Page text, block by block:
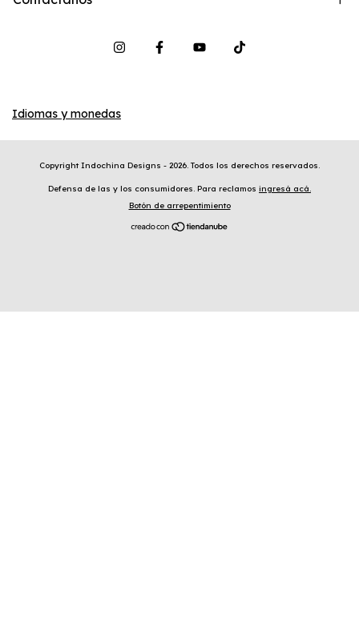
Idiomas y monedas
Copyright Indochina Designs - 2026. Todos los derechos reservados.
Defensa de las y los consumidores. Para reclamos ingresá acá.
Botón de arrepentimiento